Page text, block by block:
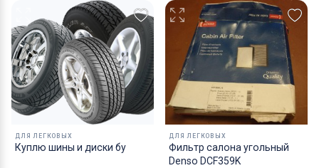
ДЛЯ ЛЕГКОВЫХ
Куплю шины и диски бу
ДЛЯ ЛЕГКОВЫХ
Фильтр салона угольный
Denso DCF359K